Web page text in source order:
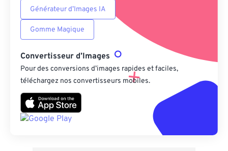
Générateur d’Images IA
Gomme Magique
Convertisseur d’Images
Pour des conversions d’images rapides et faciles,
téléchargez nos convertisseurs mobiles.